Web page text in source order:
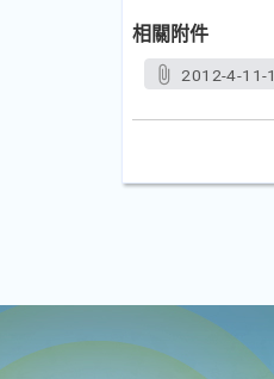
相關附件
2012-4-11-